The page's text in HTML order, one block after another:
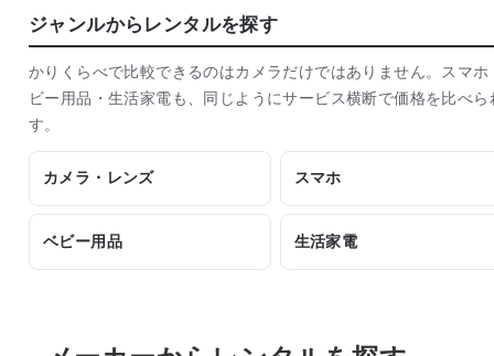
ジャンルからレンタルを探す
かりくらべで比較できるのはカメラだけではありません。スマホ
ビー用品・生活家電も、同じようにサービス横断で価格を比べら
す。
カメラ・レンズ スマホ
ベビー用品 生活家電